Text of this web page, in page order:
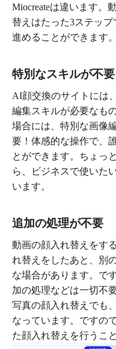
Miocreateは違います。
替えはたった3ステッ
進めることができます。
特別なスキルが不要
AI顔交換のサイトには
編集スキルが必要なも
場合には、特別な画像
要！体感的な操作で、
とができます。ちょっ
ら、ビジネスで使いた
います。
追加の処理が不要
動画の顔入れ替えをす
れ替えをしたあと、別
な場合があります。で
加の処理などは一切不
写真の顔入れ替えでも
なっています。ですの
た顔入れ替えを行うこ